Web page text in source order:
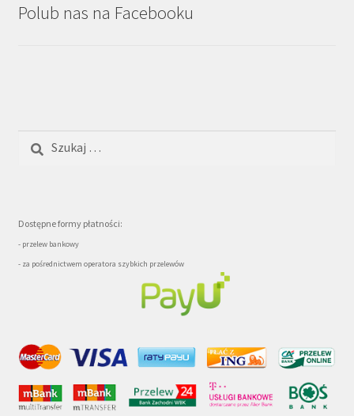
Polub nas na Facebooku
Dostępne formy płatności:
- przelew bankowy
- za pośrednictwem operatora szybkich przelewów